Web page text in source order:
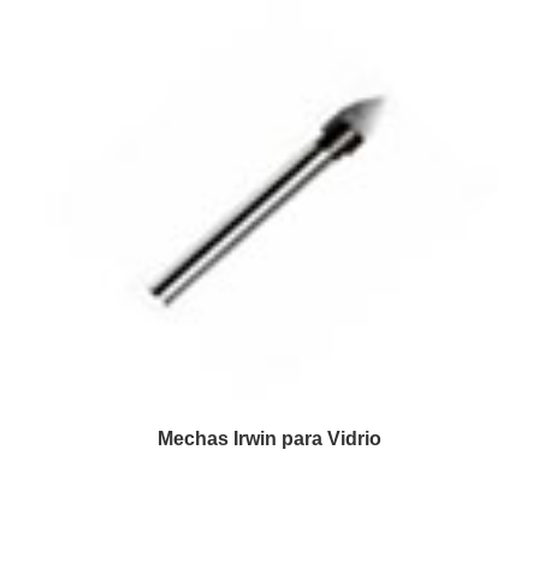
Mechas Irwin para Vidrio